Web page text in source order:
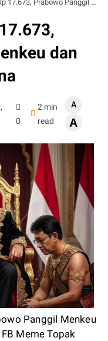
Panggil Menkeu dan Gubernur BI ke Istana
dan
0
2 min
read
A
A
Panggil Menkeu
Meme Topak